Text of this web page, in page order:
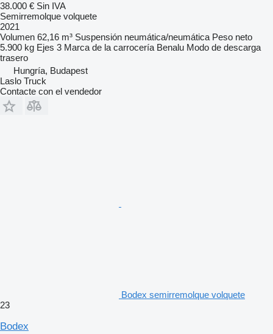
38.000 € Sin IVA
Semirremolque volquete
2021
Volumen 62,16 m³ Suspensión neumática/neumática Peso neto
5.900 kg Ejes 3 Marca de la carrocería Benalu Modo de descarga
trasero
Hungría, Budapest
Laslo Truck
Contacte con el vendedor
Bodex semirremolque volquete
23
Bodex